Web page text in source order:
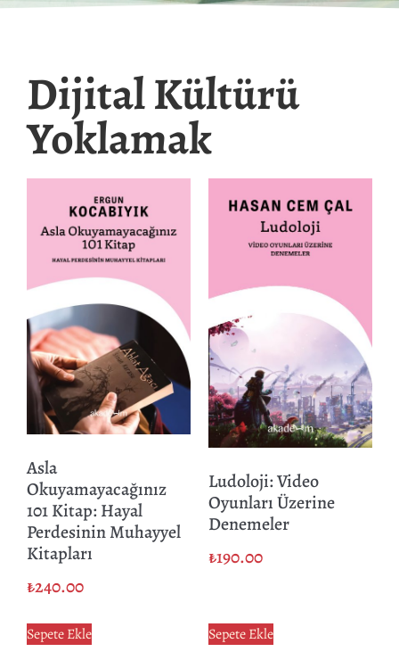
Dijital Kültürü
Yoklamak
Asla
Okuyamayacağınız
101 Kitap: Hayal
Perdesinin Muhayyel
Kitapları
₺240.00
Sepete Ekle
Ludoloji: Video
Oyunları Üzerine
Denemeler
₺190.00
Sepete Ekle